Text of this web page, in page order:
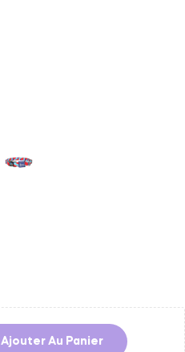
Ajouter Au Panier